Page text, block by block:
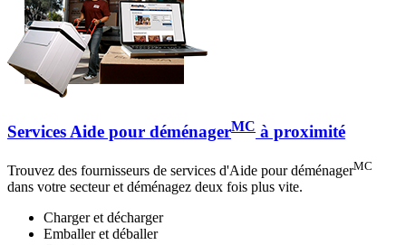
Services Aide pour déménagerMC à proximité
Trouvez des fournisseurs de services d'Aide pour déménagerMC
dans votre secteur et déménagez deux fois plus vite.
Charger et décharger
Emballer et déballer